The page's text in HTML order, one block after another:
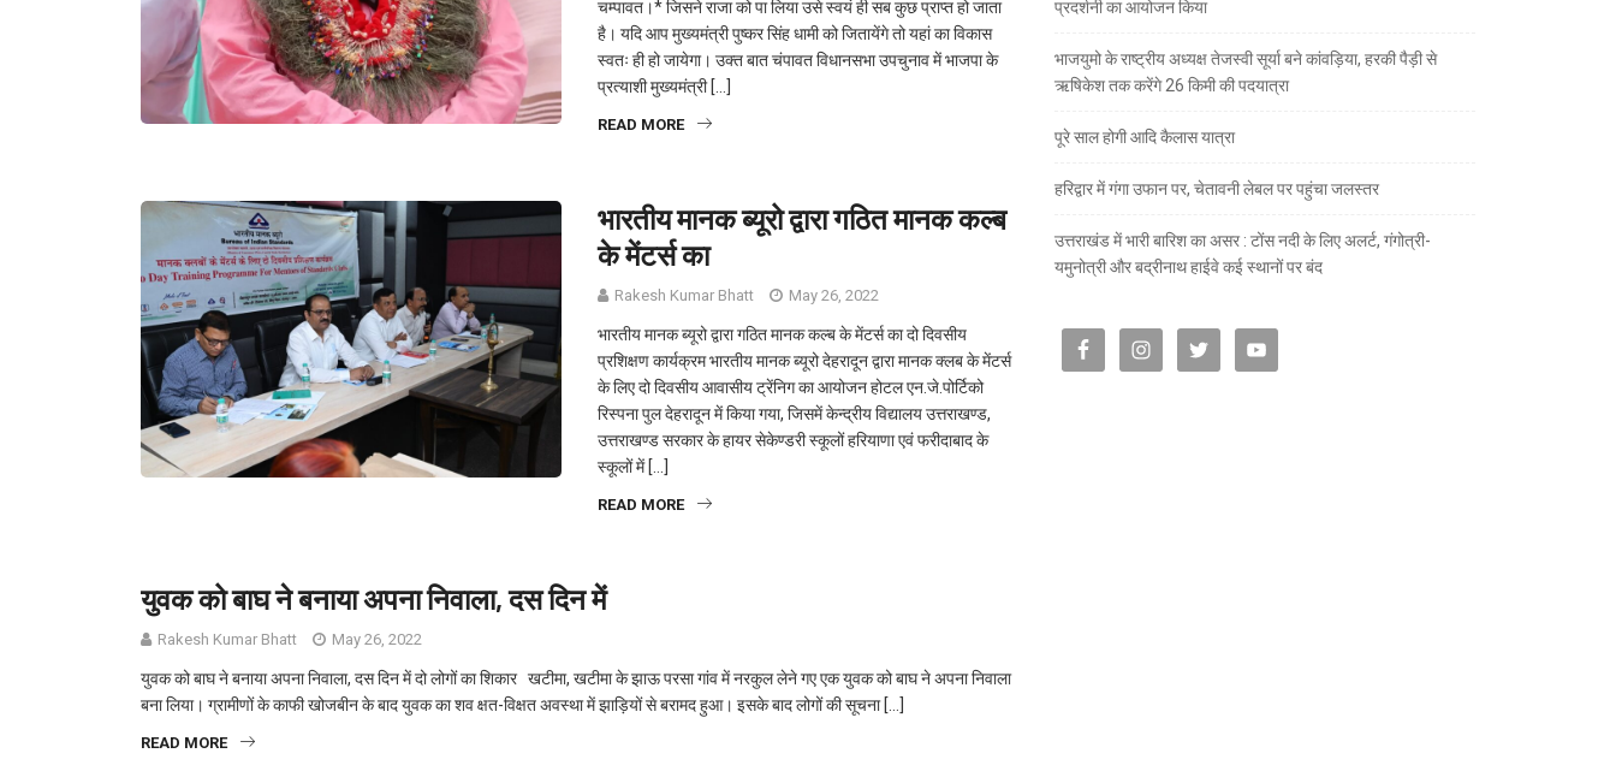
चम्पावत।* जिसने राजा को पा लिया उसे स्वयं ही सब कुछ प्राप्त हो जाता
है। यदि आप मुख्यमंत्री पुष्कर सिंह धामी को जितायेंगे तो यहां का विकास
स्वतः ही हो जायेगा। उक्त बात चंपावत विधानसभा उपचुनाव में भाजपा के
प्रत्याशी मुख्यमंत्री […]
READ MORE
भारतीय मानक ब्यूरो द्वारा गठित मानक कल्ब
के मेंटर्स का
Rakesh Kumar Bhatt May 26, 2022
भारतीय मानक ब्यूरो द्वारा गठित मानक कल्ब के मेंटर्स का दो दिवसीय
प्रशिक्षण कार्यक्रम भारतीय मानक ब्यूरो देहरादून द्वारा मानक क्लब के मेंटर्स
के लिए दो दिवसीय आवासीय ट्रेंनिग का आयोजन होटल एन.जे.पोर्टिको
रिस्पना पुल देहरादून में किया गया, जिसमें केन्द्रीय विद्यालय उत्तराखण्ड,
उत्तराखण्ड सरकार के हायर सेकेण्डरी स्कूलों हरियाणा एवं फरीदाबाद के
स्कूलों में […]
READ MORE
युवक को बाघ ने बनाया अपना निवाला, दस दिन में
Rakesh Kumar Bhatt May 26, 2022
युवक को बाघ ने बनाया अपना निवाला, दस दिन में दो लोगों का शिकार खटीमा, खटीमा के झाऊ परसा गांव में नरकुल लेने गए एक युवक को बाघ ने अपना निवाला
बना लिया। ग्रामीणों के काफी खोजबीन के बाद युवक का शव क्षत-विक्षत अवस्था में झाड़ियों से बरामद हुआ। इसके बाद लोगों की सूचना […]
READ MORE
प्रदर्शनी का आयोजन किया
भाजयुमो के राष्ट्रीय अध्यक्ष तेजस्वी सूर्या बने कांवड़िया, हरकी पैड़ी से
ऋषिकेश तक करेंगे 26 किमी की पदयात्रा
पूरे साल होगी आदि कैलास यात्रा
हरिद्वार में गंगा उफान पर, चेतावनी लेबल पर पहुंचा जलस्तर
उत्तराखंड में भारी बारिश का असर : टोंस नदी के लिए अलर्ट, गंगोत्री-
यमुनोत्री और बद्रीनाथ हाईवे कई स्थानों पर बंद